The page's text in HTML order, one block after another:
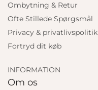
Ombytning & Retur
Ofte Stillede Spørgsmål
Privacy & privatlivspolitik
Fortryd dit køb
INFORMATION
Om os